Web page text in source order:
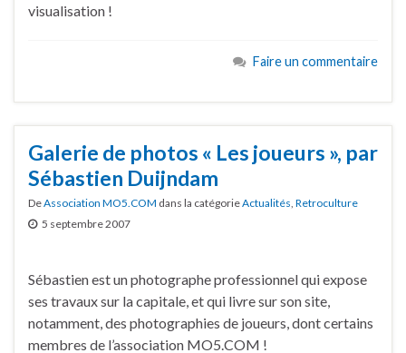
visualisation !
Faire un commentaire
Galerie de photos « Les joueurs », par
Sébastien Duijndam
DeAssociation MO5.COM dans la catégorieActualités, Retroculture
5 septembre 2007
Sébastien est un photographe professionnel qui expose
ses travaux sur la capitale, et qui livre sur son site,
notamment, des photographies de joueurs, dont certains
membres de l’association MO5.COM !